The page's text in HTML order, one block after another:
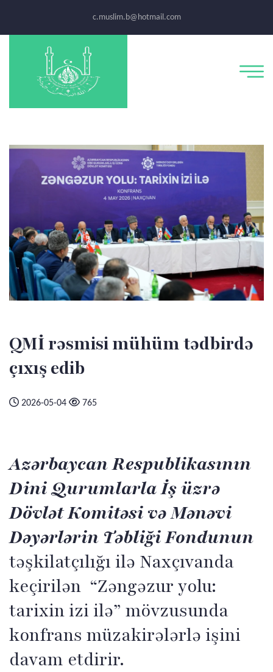
c.muslim.b@hotmail.com
QMİ rəsmisi mühüm tədbirdə
çıxış edib
2026-05-04 765
Azərbaycan Respublikasının
Dini Qurumlarla İş üzrə
Dövlət Komitəsi və Mənəvi
Dəyərlərin Təbliği Fondunun
təşkilatçılığı ilə Naxçıvanda
keçirilən “Zəngəzur yolu:
tarixin izi ilə” mövzusunda
konfrans müzakirələrlə işini
davam etdirir.